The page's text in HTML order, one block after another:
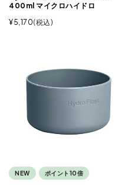
400ml マイクロハイドロ
¥5,170 税込
NEW ポイント10倍